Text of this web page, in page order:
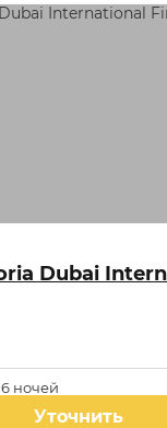
6 ночей
Уточнить